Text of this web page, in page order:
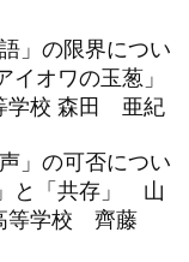
」の限界につい
オワの玉葱」
学校 森田 亜紀
」の可否につい
と「共存」 山
等学校 齊藤